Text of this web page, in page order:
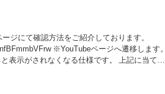
ジにて確認方法をご紹介しております。
※YouTubeページへ遷移します。
表示がされなくなる仕様です。 上記に当ては